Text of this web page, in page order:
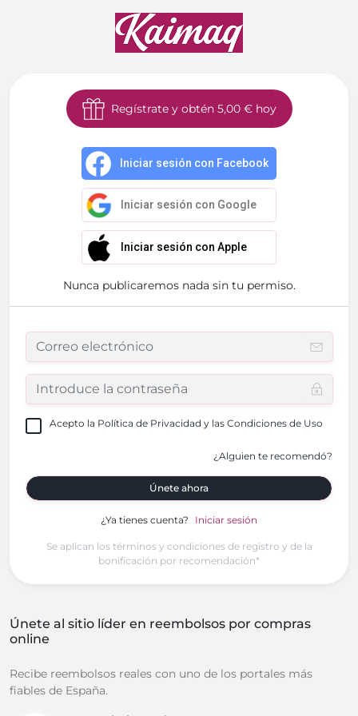
Regístrate y obtén 5,00 € hoy
Iniciar sesión con Facebook
Iniciar sesión con Google
Iniciar sesión con Apple
Nunca publicaremos nada sin tu permiso.
Acepto la Política de Privacidad y las Condiciones de Uso
¿Alguien te recomendó?
Únete ahora
¿Ya tienes cuenta? Iniciar sesión
Se aplican los términos y condiciones de registro y de la
bonificación por recomendación*
Únete al sitio líder en reembolsos por compras
online
Recibe reembolsos reales con uno de los portales más
fiables de España.